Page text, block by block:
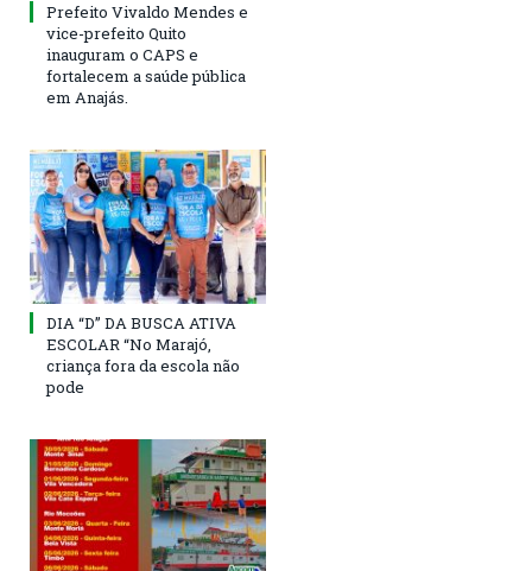
Prefeito Vivaldo Mendes e
vice-prefeito Quito
inauguram o CAPS e
fortalecem a saúde pública
em Anajás.
DIA “D” DA BUSCA ATIVA
ESCOLAR “No Marajó,
criança fora da escola não
pode